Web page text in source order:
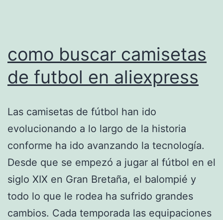
como buscar camisetas
de futbol en aliexpress
Las camisetas de fútbol han ido
evolucionando a lo largo de la historia
conforme ha ido avanzando la tecnología.
Desde que se empezó a jugar al fútbol en el
siglo XIX en Gran Bretaña, el balompié y
todo lo que le rodea ha sufrido grandes
cambios. Cada temporada las equipaciones